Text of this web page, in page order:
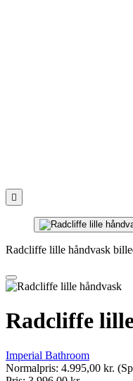

Radcliffe lille håndvask
Radcliffe
Imperial Bathroom
Normalpris: 4.995,00 kr.